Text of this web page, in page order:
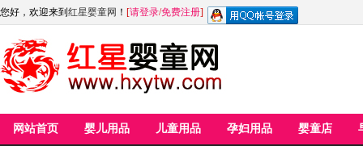
您好，欢迎来到 红星婴童网 ！ [请登录/免费注册]
网站首页 婴儿用品 儿童用品 孕妇用品 婴童店